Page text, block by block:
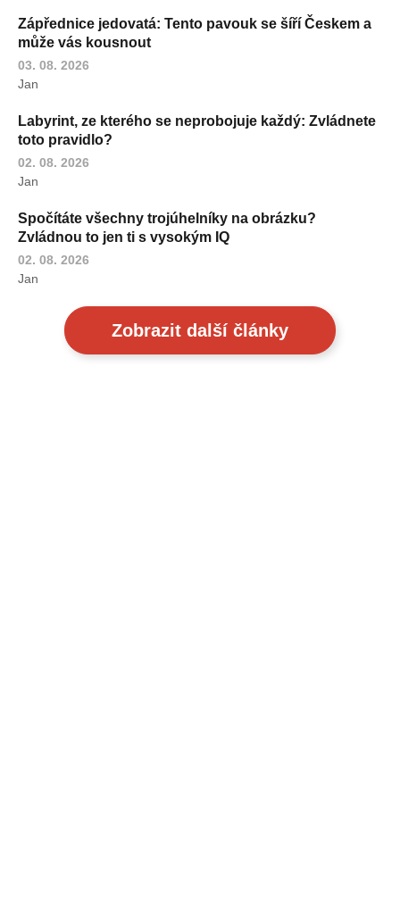
Zápřednice jedovatá: Tento pavouk se šíří Českem a
může vás kousnout
03. 08. 2026
Jan
Labyrint, ze kterého se neprobojuje každý: Zvládnete
toto pravidlo?
02. 08. 2026
Jan
Spočítáte všechny trojúhelníky na obrázku?
Zvládnou to jen ti s vysokým IQ
02. 08. 2026
Jan
Zobrazit další články